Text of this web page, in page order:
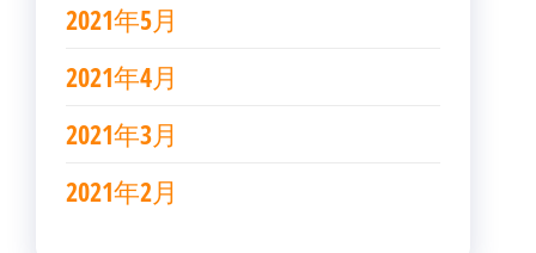
2021年5月
2021年4月
2021年3月
2021年2月